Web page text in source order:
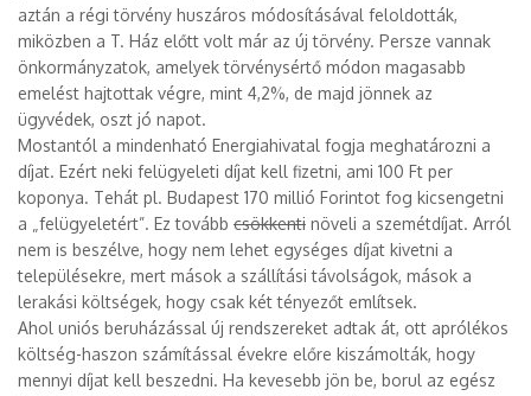
aztán a régi törvény huszáros módosításával feloldották,
miközben a T. Ház előtt volt már az új törvény. Persze vannak
önkormányzatok, amelyek törvénysértő módon magasabb
emelést hajtottak végre, mint 4,2%, de majd jönnek az
ügyvédek, oszt jó napot.
Mostantól a mindenható Energiahivatal fogja meghatározni a
díjat. Ezért neki felügyeleti díjat kell fizetni, ami 100 Ft per
koponya. Tehát pl. Budapest 170 millió Forintot fog kicsengetni
a „felügyeletért”. Ez tovább csökkenti növeli a szemétdíjat. Arról
nem is beszélve, hogy nem lehet egységes díjat kivetni a
településekre, mert mások a szállítási távolságok, mások a
lerakási költségek, hogy csak két tényezőt említsek.
Ahol uniós beruházással új rendszereket adtak át, ott aprólékos
költség-haszon számítással évekre előre kiszámolták, hogy
mennyi díjat kell beszedni. Ha kevesebb jön be, borul az egész